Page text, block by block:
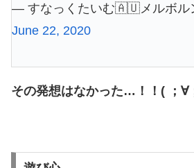
— すなっくたいむ🇦🇺メルボル
June 22, 2020
その発想はなかった…！！( ；∀